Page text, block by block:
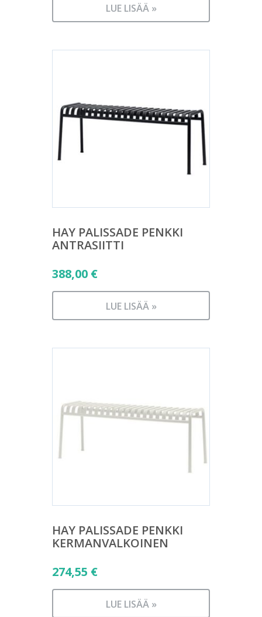
LUE LISÄÄ »
HAY PALISSADE PENKKI
ANTRASIITTI
388,00 €
LUE LISÄÄ »
HAY PALISSADE PENKKI
KERMANVALKOINEN
274,55 €
LUE LISÄÄ »